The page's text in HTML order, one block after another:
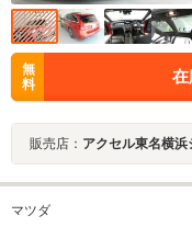
無
料
在
販売店： アクセル東名横
マツダ